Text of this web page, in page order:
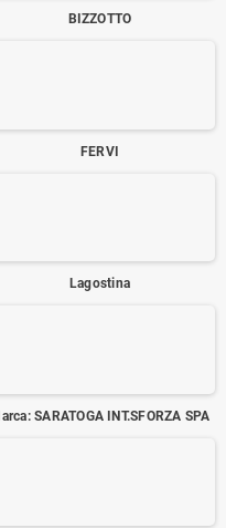
BIZZOTTO
FERVI
Lagostina
SARATOGA INT.SFORZA SPA